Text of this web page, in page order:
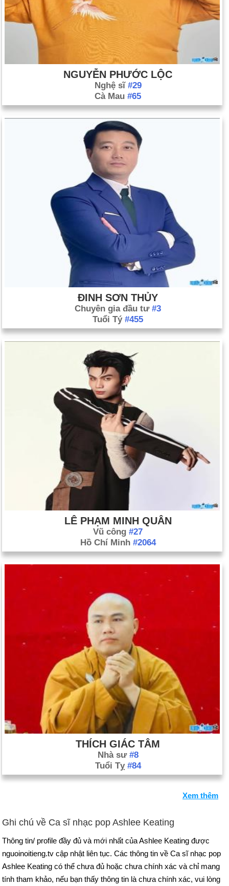
NGUYỄN PHƯỚC LỘC
Nghệ sĩ #29
Cà Mau #65
ĐINH SƠN THỦY
Chuyên gia đầu tư #3
Tuổi Tý #455
LÊ PHẠM MINH QUÂN
Vũ công #27
Hồ Chí Minh #2064
THÍCH GIÁC TÂM
Nhà sư #8
Tuổi Tỵ #84
Xem thêm
Ghi chú về Ca sĩ nhạc pop Ashlee Keating
Thông tin/ profile đầy đủ và mới nhất của Ashlee Keating được
nguoinoitieng.tv cập nhật liên tục. Các thông tin về Ca sĩ nhạc pop
Ashlee Keating có thể chưa đủ hoặc chưa chính xác và chỉ mang
tính tham khảo, nếu bạn thấy thông tin là chưa chính xác, vui lòng